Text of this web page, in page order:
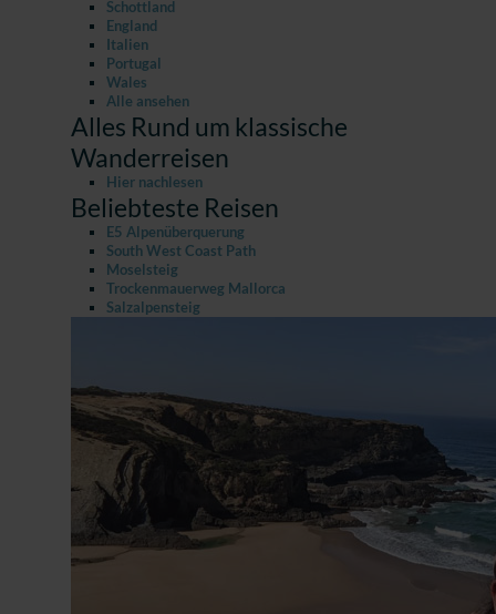
Schottland
England
Italien
Portugal
Wales
Alle ansehen
Alles Rund um klassische
Wanderreisen
Hier nachlesen
Beliebteste Reisen
E5 Alpenüberquerung
South West Coast Path
Moselsteig
Trockenmauerweg Mallorca
Salzalpensteig